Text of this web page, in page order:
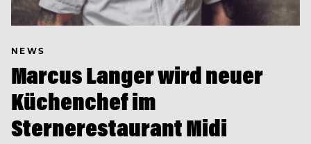
NEWS
Marcus Langer wird neuer
Küchenchef im
Sternerestaurant Midi